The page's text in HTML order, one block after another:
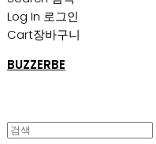
Log In 로그인
Cart장바구니
BUZZERBE